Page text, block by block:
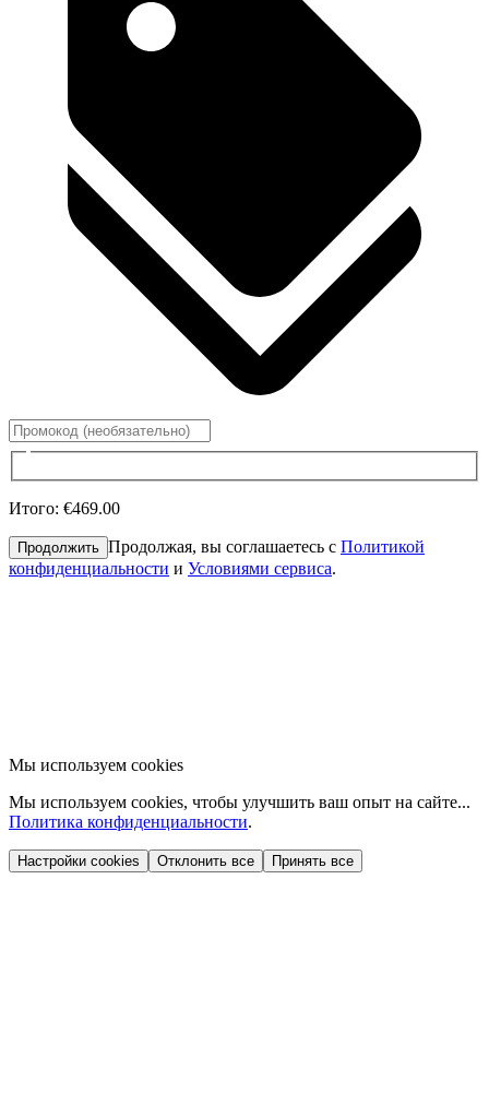
Итого: €469.00
Продолжить Продолжая, вы соглашаетесь с Политикой
конфиденциальности и Условиями сервиса.
Мы используем cookies
Мы используем cookies, чтобы улучшить ваш опыт на сайте...
Политика конфиденциальности.
Настройки cookies Отклонить все Принять все